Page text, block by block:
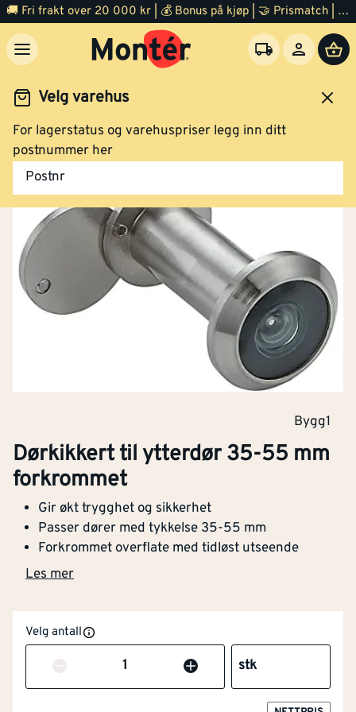
🚚 Fri frakt over 20 000 kr | 💰 Bonus på kjøp | 🤝 Prismatch | ⭐ 100% fornøyd garanti | 🏪 140 byggevarehus
Velg varehus
For lagerstatus og varehuspriser legg inn ditt
postnummer her
Postnr
Dør Ytterdør
Bygg1
Dørkikkert til ytterdør 35-55 mm
forkrommet
Gir økt trygghet og sikkerhet
Passer dører med tykkelse 35-55 mm
Forkrommet overflate med tidløst utseende
Les mer
Velg antall
Antall stk